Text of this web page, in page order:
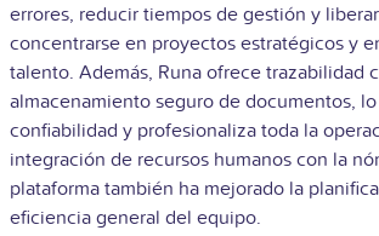
errores, reducir tiempos de gestión y
concentrarse en proyectos estratégicos y
talento. Además, Runa ofrece trazabilidad
almacenamiento seguro de documentos,
confiabilidad y profesionaliza toda la
integración de recursos humanos con la
plataforma también ha mejorado la
eficiencia general del equipo.